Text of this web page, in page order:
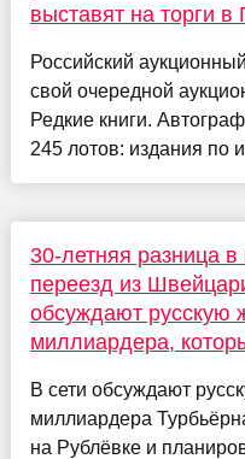
выставят на торги в
Российский
свой очередной
Редкие книги.
245 лотов: издания по
30-летняя разница в
переезд из
обсуждают русскую
миллиардера,
В сети обсуждают
миллиардера
на Рублёвке и